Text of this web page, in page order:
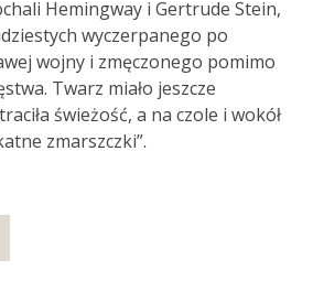
Hemingway i Gertrude Stein,
wyczerpanego po
wojny i zmęczonego pomimo
Twarz miało jeszcze
świeżość, a na czole i wokół
zmarszczki”.